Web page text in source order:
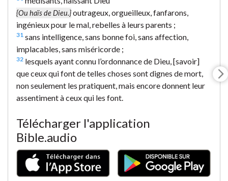
{Ou haïs de Dieu.}outrageux, orgueilleux, fanfarons,
ingénieux pour le mal, rebelles à leurs parents ;
31 sans intelligence, sans bonne foi, sans affection,
implacables, sans miséricorde ;
32 lesquels ayant connu l’ordonnance de Dieu, [savoir]
que ceux qui font de telles choses sont dignes de mort,
non seulement les pratiquent, mais encore donnent leur
assentiment à ceux qui les font.
Télécharger l'application
Bible.audio